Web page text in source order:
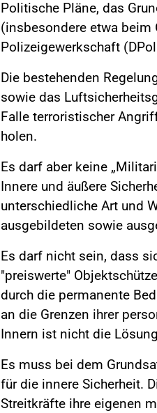
Politische Pläne, das
(insbesondere etwa beim
Polizeigewerkschaft
Die bestehenden
sowie das
Falle terroristischer
holen.
Es darf aber keine
Innere und äußere
unterschiedliche Art und
ausgebildeten sowie
Es darf nicht sein, dass
"preiswerte"
durch die permanente
an die Grenzen ihrer
Innern ist nicht die
Es muss bei dem
für die innere Sicherheit.
Streitkräfte ihre eigenen